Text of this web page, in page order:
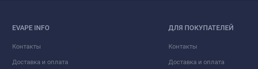
EVAPE INFO
Контакты
Доставка и оплата
ДЛЯ ПОКУПАТЕЛЕЙ
Контакты
Доставка и оплата